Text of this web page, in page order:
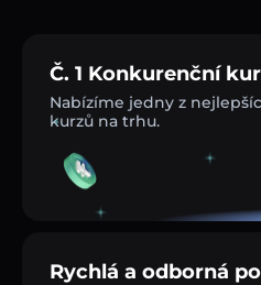
Č. 1 Konkurenční
Nabízíme jedny z
kurzů na trhu.
Rychlá a odborná